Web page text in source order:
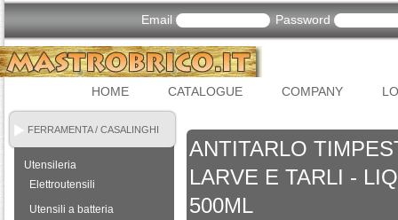
Email Password
HOME CATALOGUE COMPANY
FERRAMENTA / CASALINGHI
Utensileria
Elettroutensili
Utensili a batteria
ANTITARLO
LARVE E TARLI -
500ML